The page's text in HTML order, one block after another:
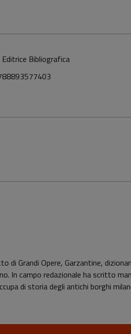
Editrice Bibliografica
Grandi Opere, Garzantine,
campo redazionale ha scritto
di storia degli antichi borghi